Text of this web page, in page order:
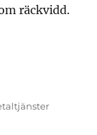
räckvidd.